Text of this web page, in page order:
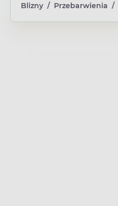
Blizny / Przebarwienia /